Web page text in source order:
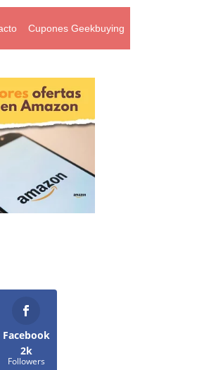
Cupones Geekbuying
Facebook
2k
Followers